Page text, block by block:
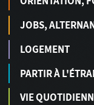
JOBS,
LOGEMENT
PARTIR À
VIE